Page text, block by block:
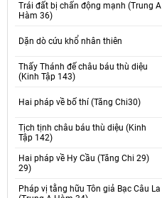
Trái đất bị chấn động mạnh (Trung A
Hàm 36)
Dặn dò cứu khổ nhân thiên
Thấy Thánh đế châu báu thù diệu
(Kinh Tập 143)
Hai pháp về bố thí (Tăng Chi30)
Tịch tịnh châu báu thù diệu (Kinh
Tập 142)
Hai pháp về Hy Cầu (Tăng Chi 29)
29)
Pháp vị tằng hữu Tôn giả Bạc Câu La